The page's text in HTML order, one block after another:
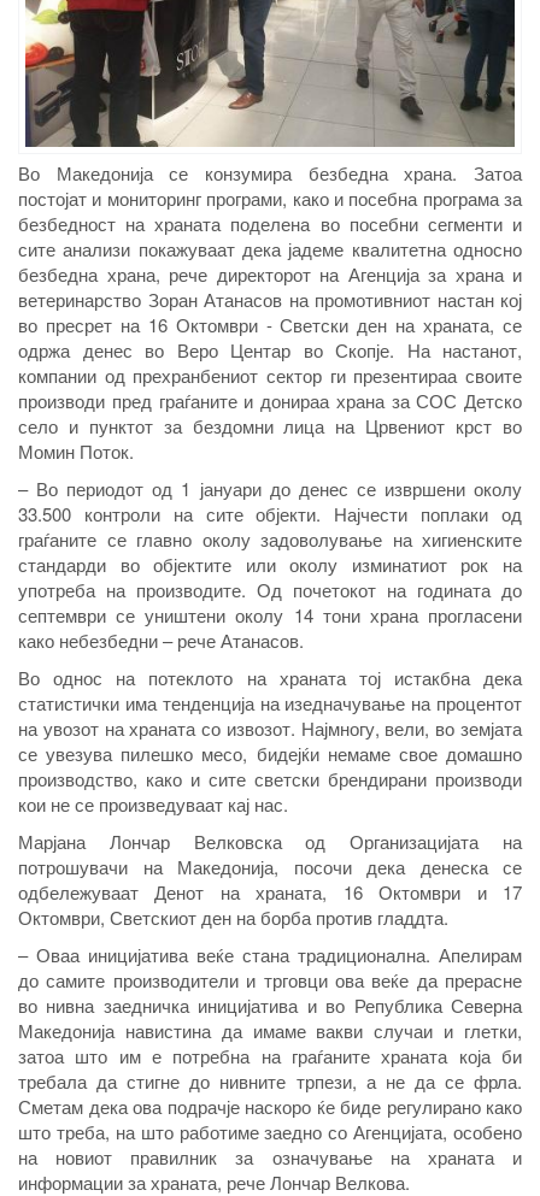
Во Македонија се конзумира безбедна храна. Затоа
постојат и мониторинг програми, како и посебна програма за
безбедност на храната поделена во посебни сегменти и
сите анализи покажуваат дека јадеме квалитетна односно
безбедна храна, рече директорот на Агенција за храна и
ветеринарство Зоран Атанасов на промотивниот настан кој
во пресрет на 16 Октомври - Светски ден на храната, се
одржа денес во Веро Центар во Скопје. На настанот,
компании од прехранбениот сектор ги презентираа своите
производи пред граѓаните и донираа храна за СОС Детско
село и пунктот за бездомни лица на Црвениот крст во
Момин Поток.
– Во периодот од 1 јануари до денес се извршени околу
33.500 контроли на сите објекти. Најчести поплаки од
граѓаните се главно околу задоволување на хигиенските
стандарди во објектите или околу изминатиот рок на
употреба на производите. Од почетокот на годината до
септември се уништени околу 14 тони храна прогласени
како небезбедни – рече Атанасов.
Во однос на потеклото на храната тој истакбна дека
статистички има тенденција на изедначување на процентот
на увозот на храната со извозот. Најмногу, вели, во земјата
се увезува пилешко месо, бидејќи немаме свое домашно
производство, како и сите светски брендирани производи
кои не се произведуваат кај нас.
Марјана Лончар Велковска од Организацијата на
потрошувачи на Македонија, посочи дека денеска се
одбележуваат Денот на храната, 16 Октомври и 17
Октомври, Светскиот ден на борба против гладдта.
– Оваа иницијатива веќе стана традиционална. Апелирам
до самите производители и трговци ова веќе да прерасне
во нивна заедничка иницијатива и во Република Северна
Македонија навистина да имаме вакви случаи и глетки,
затоа што им е потребна на граѓаните храната која би
требала да стигне до нивните трпези, а не да се фрла.
Сметам дека ова подрачје наскоро ќе биде регулирано како
што треба, на што работиме заедно со Агенцијата, особено
на новиот правилник за означување на храната и
информации за храната, рече Лончар Велкова.